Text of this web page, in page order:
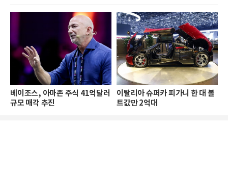
베이조스, 아마존 주식 41억달러
규모 매각 추진
이탈리아 슈퍼카 피가니 한 대 볼
트값만 2억대